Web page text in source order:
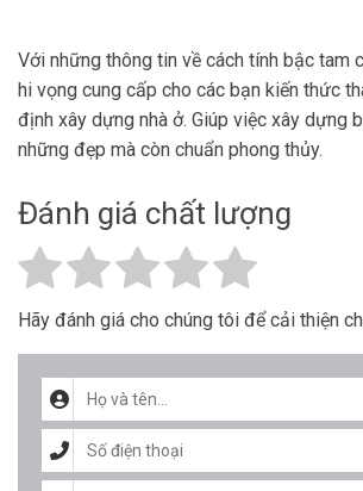
Với những thông tin về cách tính bậc tam
hi vọng cung cấp cho các bạn kiến thức
định xây dựng nhà ở. Giúp việc xây dựng
những đẹp mà còn chuẩn phong thủy.
Đánh giá chất lượng
Hãy đánh giá cho chúng tôi để cải thiện